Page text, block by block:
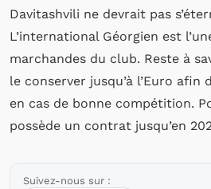
Davitashvili ne devrait pas
L’international Géorgien est
marchandes du club. Reste à
le conserver jusqu’à l’Euro afin
en cas de bonne compétition.
possède un contrat jusqu’en
Suivez-nous sur :